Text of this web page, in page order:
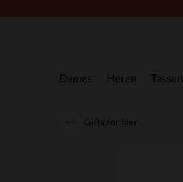
Dames Heren Tassen
Gifts for Her